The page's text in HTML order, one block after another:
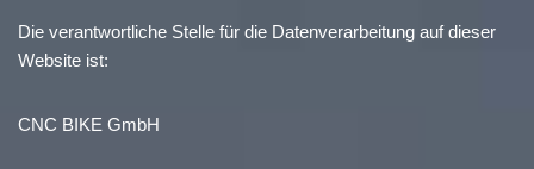
Die verantwortliche Stelle für die Datenverarbeitung auf dieser
Website ist:
CNC BIKE GmbH